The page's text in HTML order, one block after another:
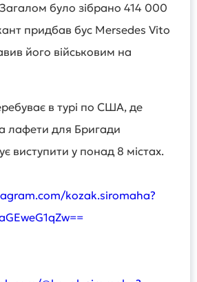
було зібрано 414 000
придбав бус Mersedes Vito
його військовим на
в турі по США, де
лафети для Бригади
виступити у понад 8 містах.
kozak.siromaha?